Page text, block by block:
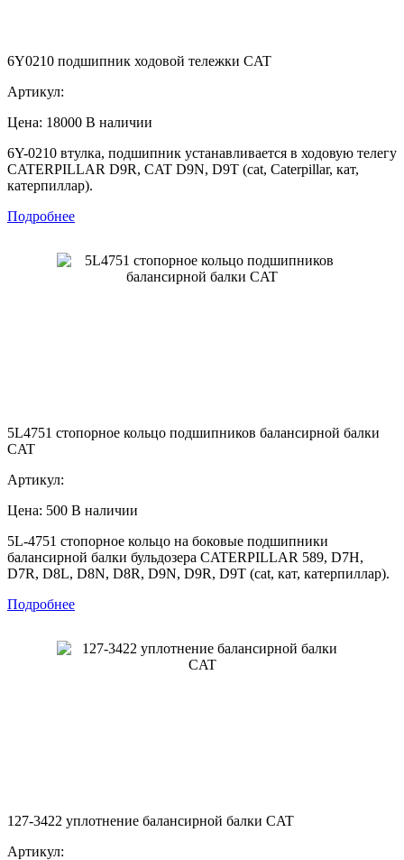
6Y0210 подшипник ходовой тележки CAT
Артикул:
Цена: 18000 В наличии
6Y-0210 втулка, подшипник устанавливается в ходовую телегу
CATERPILLAR D9R, CAT D9N, D9T (cat, Caterpillar, кат,
катерпиллар).
Подробнее
5L4751 стопорное кольцо подшипников балансирной балки
CAT
Артикул:
Цена: 500 В наличии
5L-4751 стопорное кольцо на боковые подшипники
балансирной балки бульдозера CATERPILLAR 589, D7H,
D7R, D8L, D8N, D8R, D9N, D9R, D9T (cat, кат, катерпиллар).
Подробнее
127-3422 уплотнение балансирной балки CAT
Артикул: